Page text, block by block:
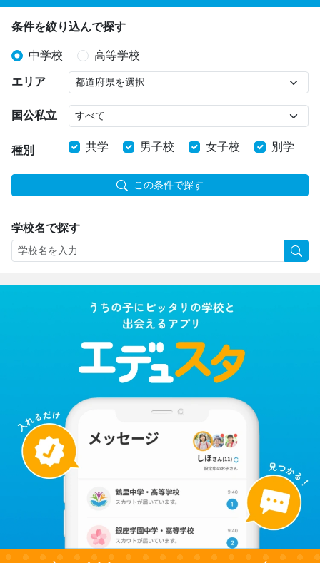
条件を絞り込んで探す
中学校 高等学校
エリア
国公私立
種別 共学 男子校 女子校 別学
この条件で探す
学校名で探す